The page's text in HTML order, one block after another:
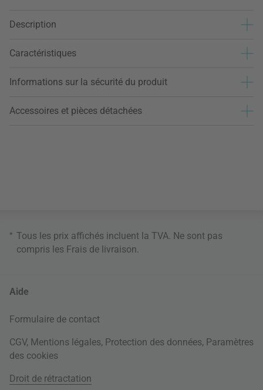
Description
Caractéristiques
Informations sur la sécurité du produit
Accessoires et pièces détachées
* Tous les prix affichés incluent la TVA. Ne sont pas
compris les Frais de livraison
Aide
Formulaire de contact
CGV, Mentions légales, Protection des données, Paramètres
des cookies
Droit de rétractation